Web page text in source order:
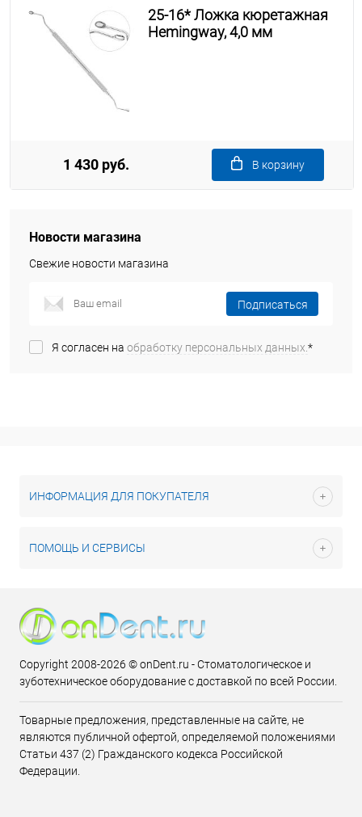
25-16* Ложка кюретажная
Hemingway, 4,0 мм
1 430 руб. В корзину
Новости магазина
Свежие новости магазина
Подписаться
Я согласен на обработку персональных данных.*
ИНФОРМАЦИЯ ДЛЯ ПОКУПАТЕЛЯ
ПОМОЩЬ И СЕРВИСЫ
Copyright 2008-2026 © onDent.ru - Стоматологическое и
зуботехническое оборудование с доставкой по всей России.
Товарные предложения, представленные на сайте, не
являются публичной офертой, определяемой положениями
Статьи 437 (2) Гражданского кодекса Российской
Федерации.